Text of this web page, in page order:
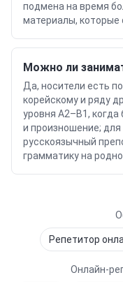
подмена на время
материалы, которые
Можно ли
Да, носители есть
корейскому и ряду
уровня A2–B1,
и произношение;
русскоязычный
грамматику на
Репетитор
Онлайн-